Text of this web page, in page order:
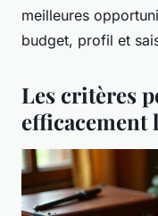
meilleures
budget, profil et
Les critères
efficacement